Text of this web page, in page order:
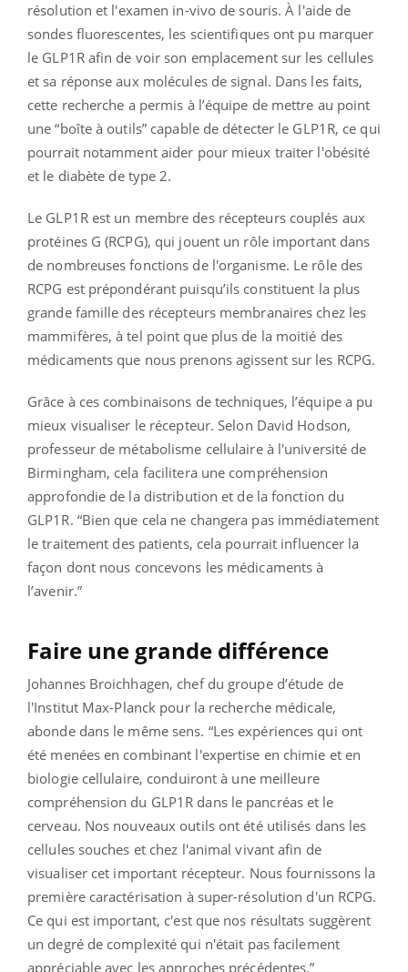
résolution et l'examen in-vivo de souris. À l'aide de
sondes fluorescentes, les scientifiques ont pu marquer
le GLP1R afin de voir son emplacement sur les cellules
et sa réponse aux molécules de signal. Dans les faits,
cette recherche a permis à l’équipe de mettre au point
une “boîte à outils” capable de détecter le GLP1R, ce qui
pourrait notamment aider pour mieux traiter l'obésité
et le diabète de type 2.
Le GLP1R est un membre des récepteurs couplés aux
protéines G (RCPG), qui jouent un rôle important dans
de nombreuses fonctions de l'organisme. Le rôle des
RCPG est prépondérant puisqu’ils constituent la plus
grande famille des récepteurs membranaires chez les
mammifères, à tel point que plus de la moitié des
médicaments que nous prenons agissent sur les RCPG.
Grâce à ces combinaisons de techniques, l’équipe a pu
mieux visualiser le récepteur. Selon David Hodson,
professeur de métabolisme cellulaire à l'université de
Birmingham, cela facilitera une compréhension
approfondie de la distribution et de la fonction du
GLP1R. “Bien que cela ne changera pas immédiatement
le traitement des patients, cela pourrait influencer la
façon dont nous concevons les médicaments à
l’avenir.”
Faire une grande différence
Johannes Broichhagen, chef du groupe d’étude de
l'Institut Max-Planck pour la recherche médicale,
abonde dans le même sens. “Les expériences qui ont
été menées en combinant l'expertise en chimie et en
biologie cellulaire, conduiront à une meilleure
compréhension du GLP1R dans le pancréas et le
cerveau. Nos nouveaux outils ont été utilisés dans les
cellules souches et chez l'animal vivant afin de
visualiser cet important récepteur. Nous fournissons la
première caractérisation à super-résolution d'un RCPG.
Ce qui est important, c'est que nos résultats suggèrent
un degré de complexité qui n'était pas facilement
appréciable avec les approches précédentes.”